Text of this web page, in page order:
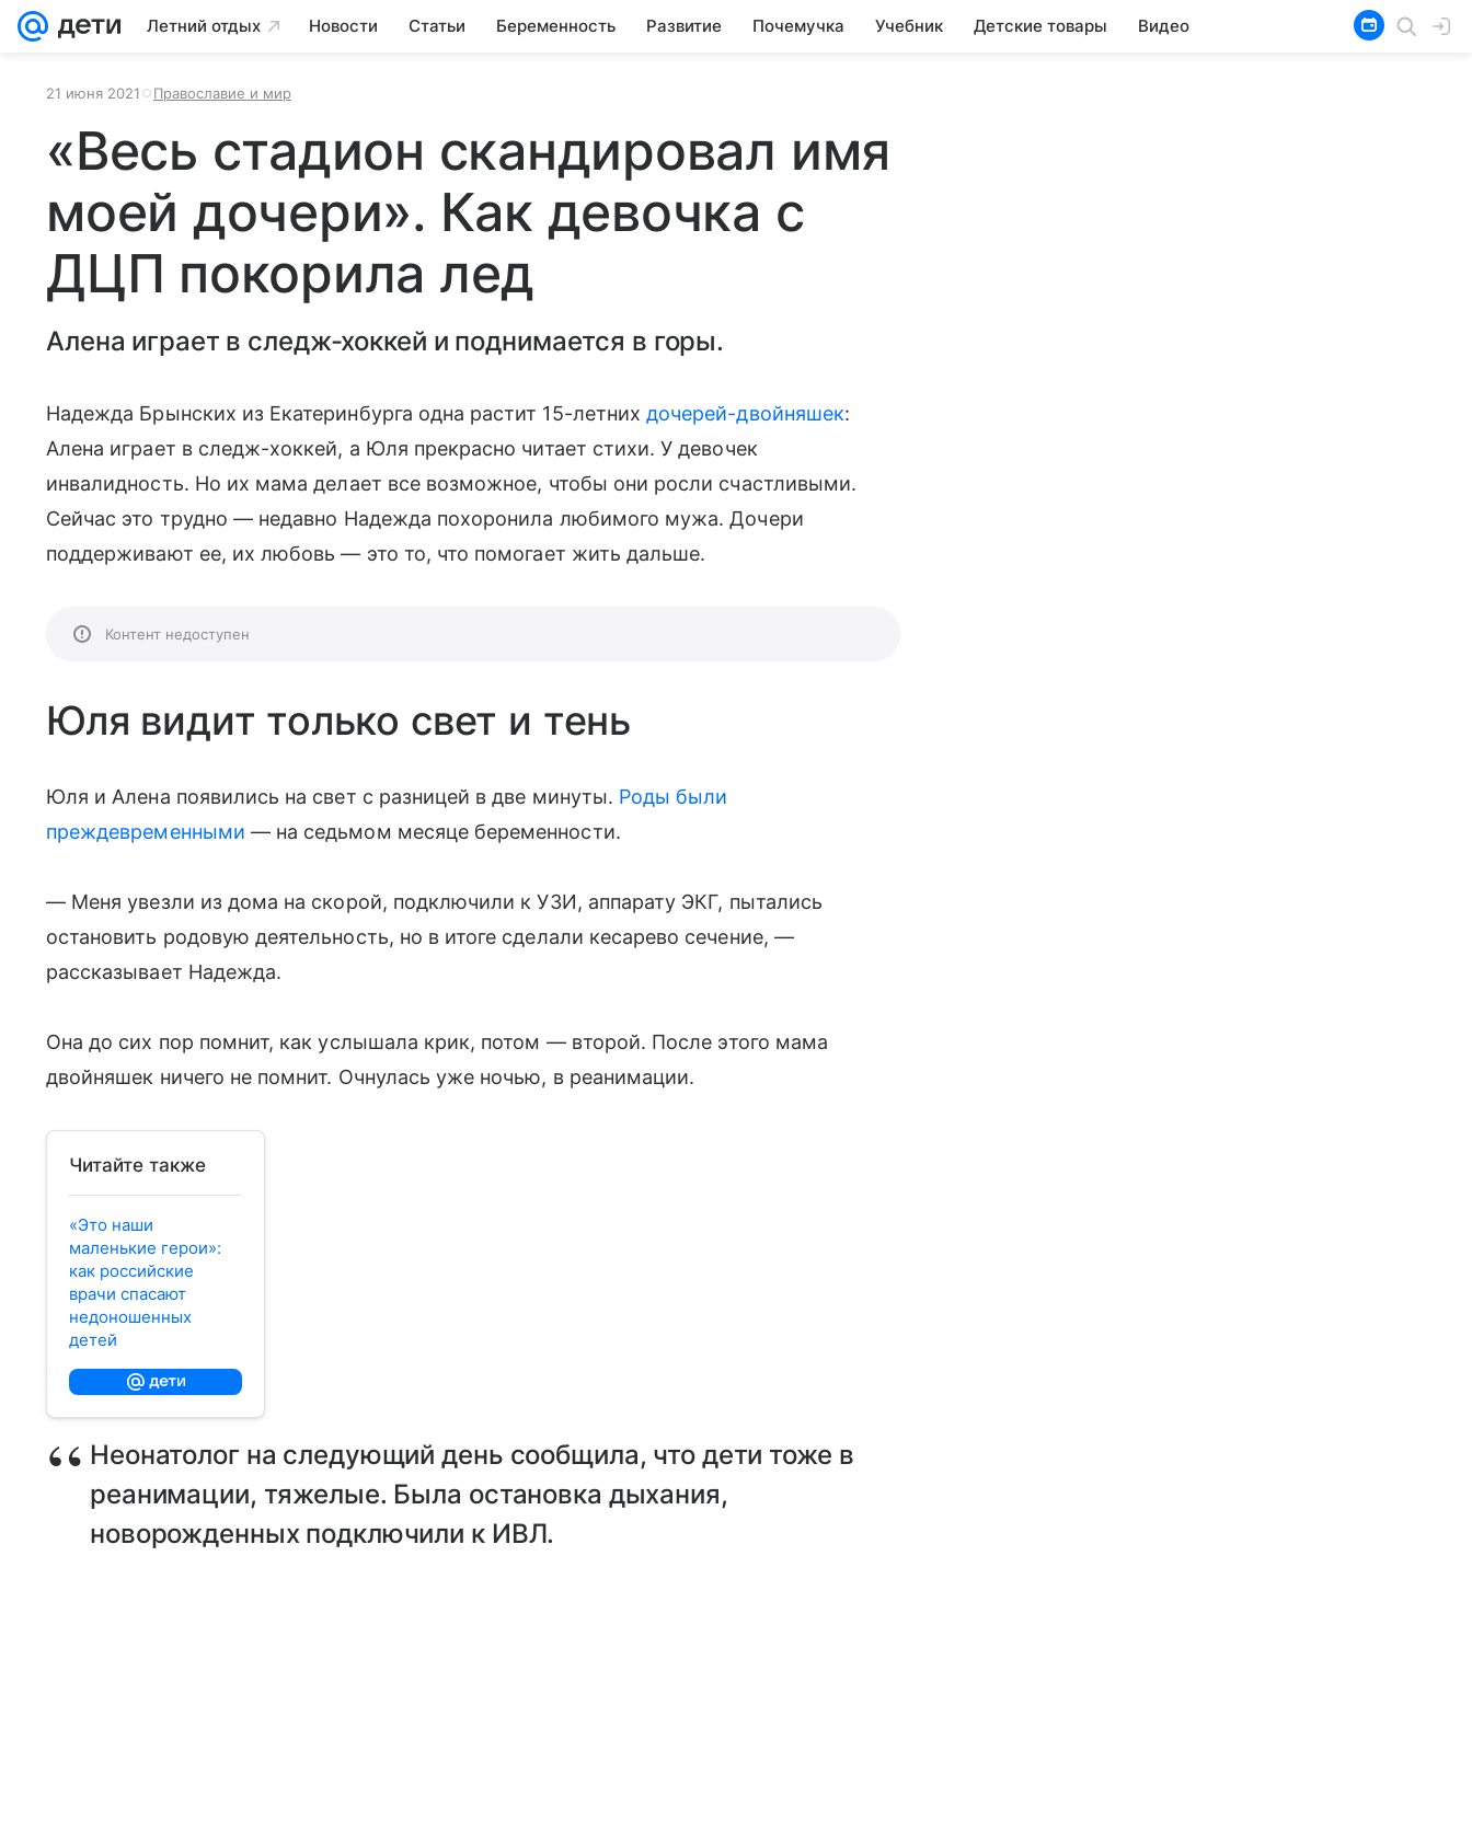
Летний отдых Новости Статьи Беременность Развитие Почемучка Учебник Детские товары Видео
21 июня 2021 Православие и мир
«Весь стадион скандировал имя
моей дочери». Как девочка с
ДЦП покорила лед
Алена играет в следж-хоккей и поднимается в горы.
Надежда Брынских из Екатеринбурга одна растит 15-летнихдочерей-двойняшек:
Алена играет в следж-хоккей, а Юля прекрасно читает стихи. У девочек
инвалидность. Но их мама делает все возможное, чтобы они росли счастливыми.
Сейчас это трудно — недавно Надежда похоронила любимого мужа. Дочери
поддерживают ее, их любовь — это то, что помогает жить дальше.
Контент недоступен
Юля видит только свет и тень
Юля и Алена появились на свет с разницей в две минуты. Роды были
преждевременными — на седьмом месяце беременности.
— Меня увезли из дома на скорой, подключили к УЗИ, аппарату ЭКГ, пытались
остановить родовую деятельность, но в итоге сделали кесарево сечение, —
рассказывает Надежда.
Она до сих пор помнит, как услышала крик, потом — второй. После этого мама
двойняшек ничего не помнит. Очнулась уже ночью, в реанимации.
Читайте также
«Это наши
маленькие герои»:
как российские
врачи спасают
недоношенных
детей
Неонатолог на следующий день сообщила, что дети тоже в
реанимации, тяжелые. Была остановка дыхания,
новорожденных подключили к ИВЛ.